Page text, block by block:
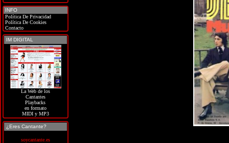
INFO
Política De Privacidad
Política De Cookies
Contacto
IM DIGITAL
La Web de los
Cantantes
Playbacks
en formato
MIDI y MP3
¿Eres Cantante?
soycantante.es